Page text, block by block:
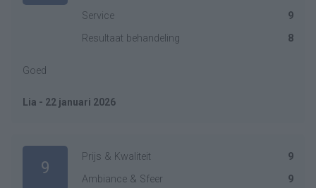
Service
9
Resultaat behandeling
8
Goed
Lia - 22 januari 2026
9
Prijs & Kwaliteit
9
Ambiance & Sfeer
9